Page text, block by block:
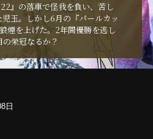
』の落車で怪我を負い、苦し
玉。しかし6月の『パールカッ
煙を上げた。2年間優勝を逃し
栄冠なるか？
日